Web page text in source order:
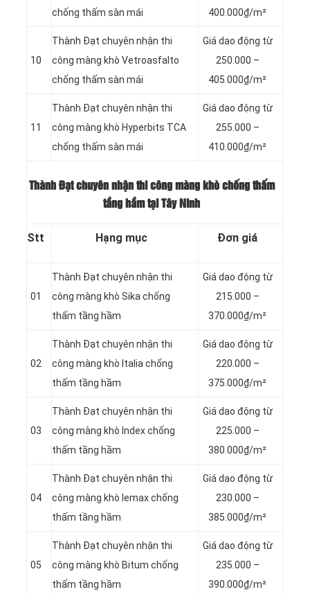
chống thấm sàn mái
400.000₫/m²
10
Thành Đạt chuyên nhận thi
công màng khò Vetroasfalto
chống thấm sàn mái
Giá dao động từ
250.000 –
405.000₫/m²
11
Thành Đạt chuyên nhận thi
công màng khò Hyperbits TCA
chống thấm sàn mái
Giá dao động từ
255.000 –
410.000₫/m²
Thành Đạt chuyên nhận thi công màng khò chống thấm
tầng hầm tại Tây Ninh
Stt Hạng mục Đơn giá
01
Thành Đạt chuyên nhận thi
công màng khò Sika chống
thấm tầng hầm
Giá dao động từ
215.000 –
370.000₫/m²
02
Thành Đạt chuyên nhận thi
công màng khò Italia chống
thấm tầng hầm
Giá dao động từ
220.000 –
375.000₫/m²
03
Thành Đạt chuyên nhận thi
công màng khò Index chống
thấm tầng hầm
Giá dao động từ
225.000 –
380.000₫/m²
04
Thành Đạt chuyên nhận thi
công màng khò lemax chống
thấm tầng hầm
Giá dao động từ
230.000 –
385.000₫/m²
05
Thành Đạt chuyên nhận thi
công màng khò Bitum chống
thấm tầng hầm
Giá dao động từ
235.000 –
390.000₫/m²